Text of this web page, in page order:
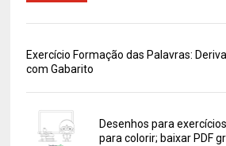
Exercício Formação das Palavras:
com Gabarito
Desenhos para
para colorir; baixar PDF